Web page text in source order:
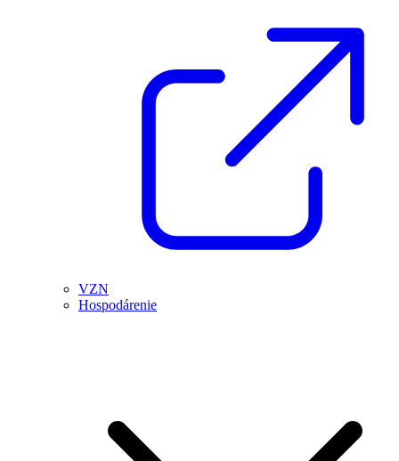
VZN
Hospodárenie